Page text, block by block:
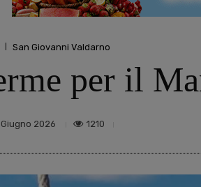
San Giovanni Valdarno
per il
Giugno 2026 1210